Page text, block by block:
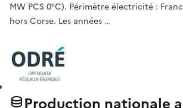
MW PCS 0°C). Périmètre électricité :
hors Corse. Les années …